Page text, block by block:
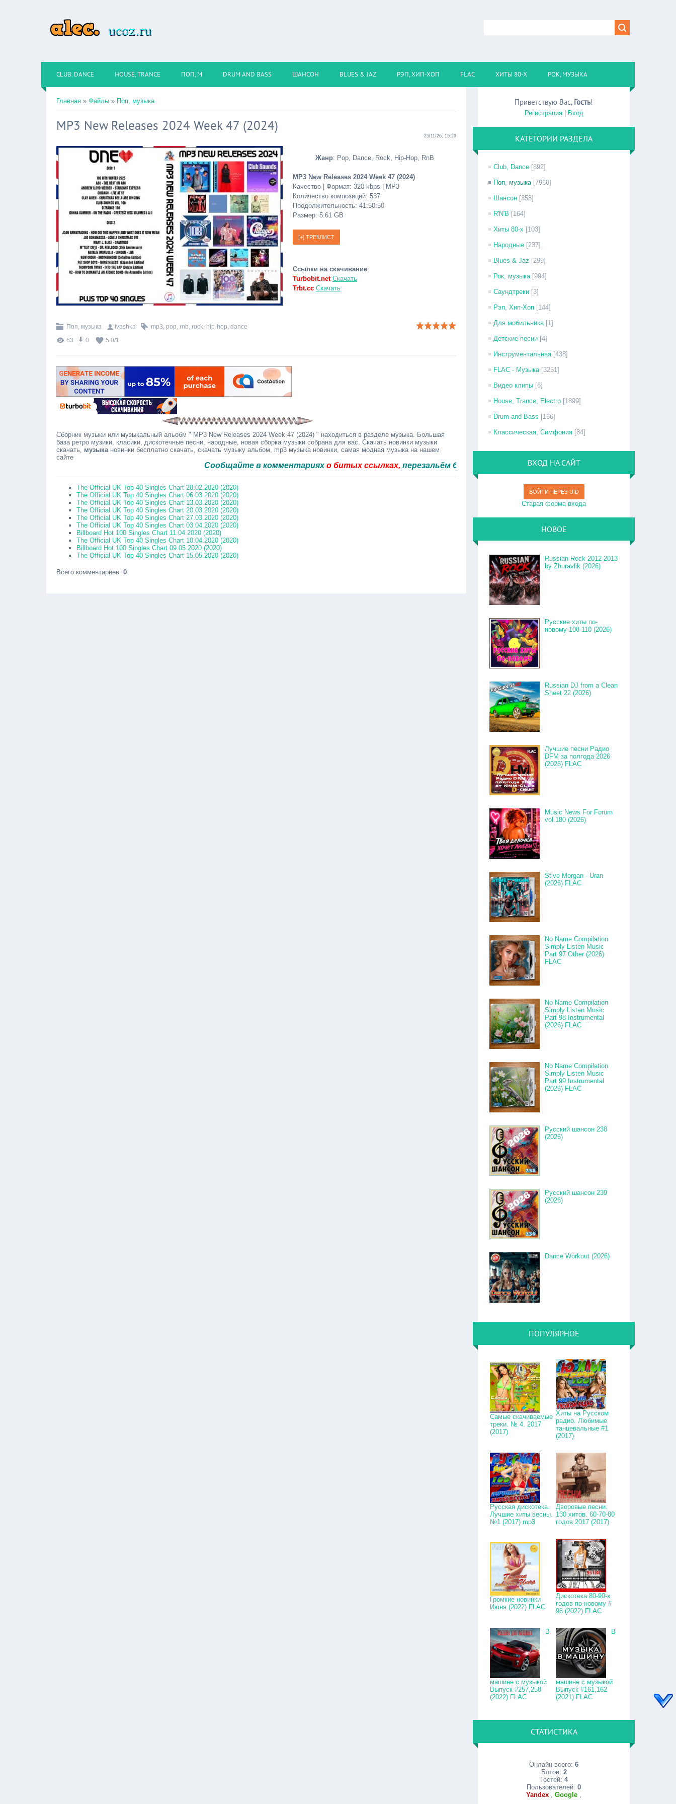
CLUB, DANCE HOUSE, TRANCE ПОП, М DRUM AND BASS ШАНСОН BLUES & JAZ РЭП, ХИП-ХОП FLAC ХИТЫ 80-Х РОК, МУЗЫКА
Главная » Файлы » Поп, музыка
MP3 New Releases 2024 Week 47 (2024)
25/11/26, 15:29
Жанр: Pop, Dance, Rock, Hip-Hop, RnB
MP3 New Releases 2024 Week 47 (2024)
Качество | Формат: 320 kbps | MP3
Количество композиций: 537
Продолжительность: 41:50:50
Размер: 5.61 GB
Ссылки на скачивание:
Turbobit.net Скачать
Trbt.cc Скачать
Поп, музыка ivashka mp3, pop, rnb, rock, hip-hop, dance
63
0 5.0/1
Сборник музыки или музыкальный альобм " MP3 New Releases 2024 Week 47 (2024) " находиться в разделе музыка. Большая
база ретро музики, класики, дискотечные песни, народные, новая сборка музыки собрана для вас. Скачать новинки музыки
скачать, музыкановинки бесплатно скачать, скачать музыку альбом, mp3 музыка новинки, самая модная музыка на нашем
сайте
Сообщайте в комментарияхо битых ссылках,перезальём быстро.
The Official UK Top 40 Singles Chart 28.02.2020 (2020)
The Official UK Top 40 Singles Chart 06.03.2020 (2020)
The Official UK Top 40 Singles Chart 13.03.2020 (2020)
The Official UK Top 40 Singles Chart 20.03.2020 (2020)
The Official UK Top 40 Singles Chart 27.03.2020 (2020)
The Official UK Top 40 Singles Chart 03.04.2020 (2020)
Billboard Hot 100 Singles Chart 11.04.2020 (2020)
The Official UK Top 40 Singles Chart 10.04.2020 (2020)
Billboard Hot 100 Singles Chart 09.05.2020 (2020)
The Official UK Top 40 Singles Chart 15.05.2020 (2020)
Всего комментариев: 0
Приветствую Вас, Гость!
Регистрация| Вход
КАТЕГОРИИ РАЗДЕЛА
Club, Dance [892]
Поп, музыка [7968]
Шансон [358]
R'N'B [164]
Хиты 80-х [103]
Народные [237]
Blues & Jaz [299]
Рок, музыка [994]
Саундтреки [3]
Рэп, Хип-Хоп [144]
Для мобильника [1]
Детские песни [4]
Инструментальная [438]
FLAC - Музыка [3251]
Видео клипы [6]
House, Trance, Electro [1899]
Drum and Bass [166]
Классическая, Симфония [84]
ВХОД НА САЙТ
ВОЙТИ ЧЕРЕЗ UID
Старая форма входа
НОВОЕ
Russian Rock 2012-2013
by Zhuravlik (2026)
Русские хиты по-
новому 108-110 (2026)
Russian DJ from a Clean
Sheet 22 (2026)
Лучшие песни Радио
DFM за полгода 2026
(2026) FLAC
Music News For Forum
vol.180 (2026)
Stive Morgan - Uran
(2026) FLAC
No Name Compilation
Simply Listen Music
Part 97 Other (2026)
FLAC
No Name Compilation
Simply Listen Music
Part 98 Instrumental
(2026) FLAC
No Name Compilation
Simply Listen Music
Part 99 Instrumental
(2026) FLAC
Русский шансон 238
(2026)
Русский шансон 239
(2026)
Dance Workout (2026)
ПОПУЛЯРНОЕ
Самые скачиваемые
треки. № 4. 2017
(2017)
Хиты на Русском
радио. Любимые
танцевальные #1
(2017)
Русская дискотека.
Лучшие хиты весны.
№1 (2017) mp3
Дворовые песни.
130 хитов. 60-70-80
годов 2017 (2017)
Громкие новинки
Июня (2022) FLAC
Дискотека 80-90-х
годов по-новому #
96 (2022) FLAC
В
машине с музыкой
Выпуск #257,258
(2022) FLAC
В
машине с музыкой
Выпуск #161,162
(2021) FLAC
СТАТИСТИКА
Онлайн всего:6
Ботов: 2
Гостей: 4
Пользователей:0
Yandex ,Google ,